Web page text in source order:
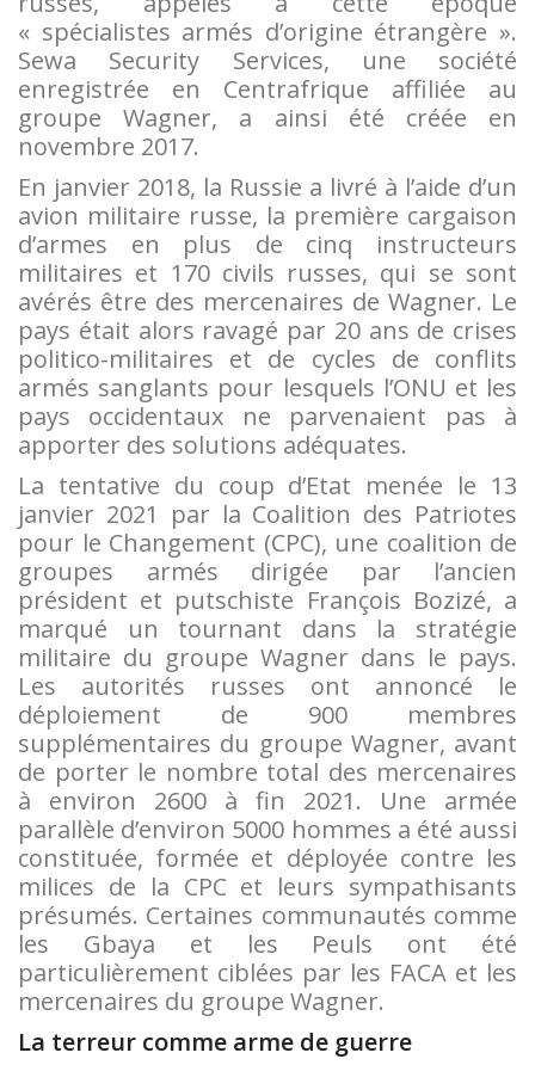
« spécialistes armés d’origine étrangère ».
Sewa Security Services, une société
enregistrée en Centrafrique affiliée au
groupe Wagner, a ainsi été créée en
novembre 2017.
En janvier 2018, la Russie a livré à l’aide d’un
avion militaire russe, la première cargaison
d’armes en plus de cinq instructeurs
militaires et 170 civils russes, qui se sont
avérés être des mercenaires de Wagner. Le
pays était alors ravagé par 20 ans de crises
politico-militaires et de cycles de conflits
armés sanglants pour lesquels l’ONU et les
pays occidentaux ne parvenaient pas à
apporter des solutions adéquates.
La tentative du coup d’Etat menée le 13
janvier 2021 par la Coalition des Patriotes
pour le Changement (CPC), une coalition de
groupes armés dirigée par l’ancien
président et putschiste François Bozizé, a
marqué un tournant dans la stratégie
militaire du groupe Wagner dans le pays.
Les autorités russes ont annoncé le
déploiement de 900 membres
supplémentaires du groupe Wagner, avant
de porter le nombre total des mercenaires
à environ 2600 à fin 2021. Une armée
parallèle d’environ 5000 hommes a été aussi
constituée, formée et déployée contre les
milices de la CPC et leurs sympathisants
présumés. Certaines communautés comme
les Gbaya et les Peuls ont été
particulièrement ciblées par les FACA et les
mercenaires du groupe Wagner.
La terreur comme arme de guerre